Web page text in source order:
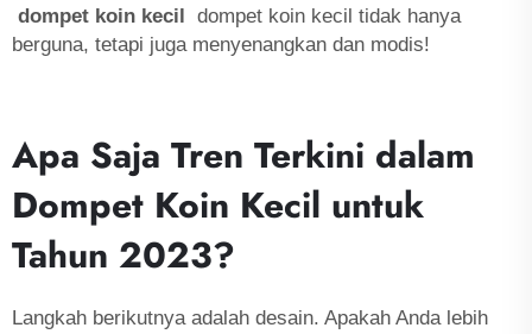
dompet koin kecil dompet koin kecil tidak hanya
berguna, tetapi juga menyenangkan dan modis!
Apa Saja Tren Terkini dalam
Dompet Koin Kecil untuk
Tahun 2023?
Langkah berikutnya adalah desain. Apakah Anda lebih